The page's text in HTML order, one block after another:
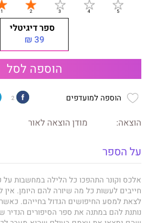
ספר דיגיטלי
39 ₪
הוספה לסל
הוספה למועדפים 2
הוצאה: מודן הוצאה לאור
על הספר
אלכס וקונר התהפכו כל הלילה במחשבות
חייבים לעשות כל מה שיורה להם היומן.
לצאת למסע החיפושים הגדול בחייהם.
נותנת להם במתנה את ספר הסיפורים הנדיר